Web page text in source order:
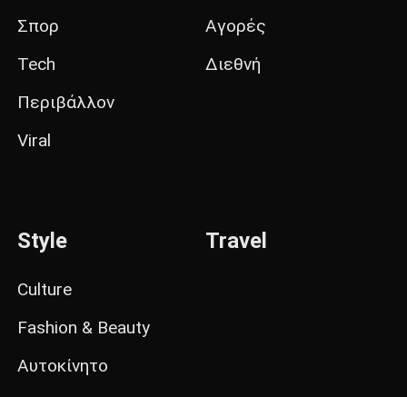
Σπορ
Tech
Περιβάλλον
Viral
Αγορές
Διεθνή
Style
Culture
Fashion & Beauty
Αυτοκίνητο
Travel